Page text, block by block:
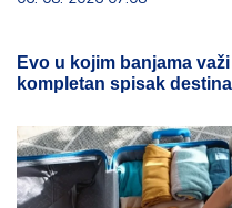
Evo u kojim banjama
kompletan spisak